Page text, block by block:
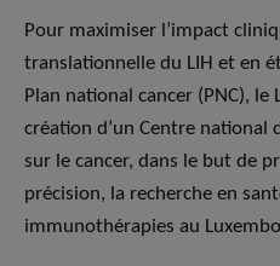
Pour maximiser l’impact
translationnelle du LIH et en
Plan national cancer (PNC), le
création d’un Centre national
sur le cancer, dans le but de
précision, la recherche en
immunothérapies au